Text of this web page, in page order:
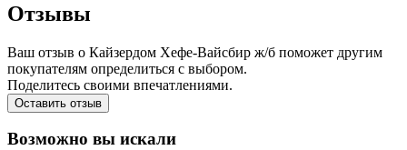
Отзывы
Ваш отзыв о Кайзердом Хефе-Вайсбир ж/б поможет другим
покупателям определиться с выбором.
Поделитесь своими впечатлениями.
Оставить отзыв
Возможно вы искали